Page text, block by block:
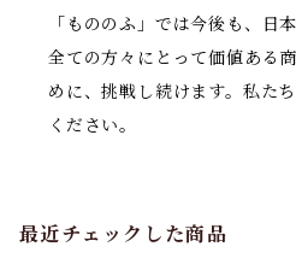
「もののふ」では今後も、日
全ての方々にとって価値ある
めに、挑戦し続けます。私た
ください。
最近チェックした商品